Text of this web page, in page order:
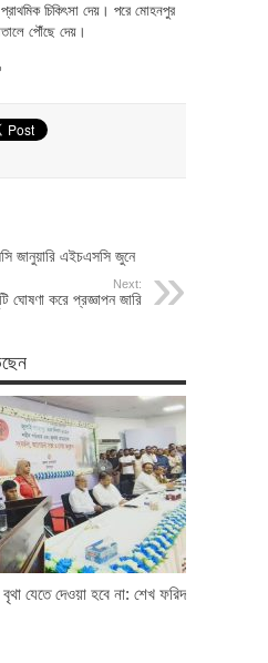
চিকিৎসা দেয়। পরে মোহনপুর
পৌঁছে দেয়।
জানুয়ারি এইচএসসি জুনে
Next:
ঘোষণা করে প্রজ্ঞাপন জারি
যেতে দেওয়া হবে না: শেখ ফরিদ